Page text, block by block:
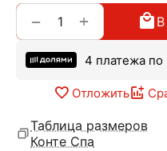
+
−
4 платежа по
Отложить
Таблица размеров
Конте Спа